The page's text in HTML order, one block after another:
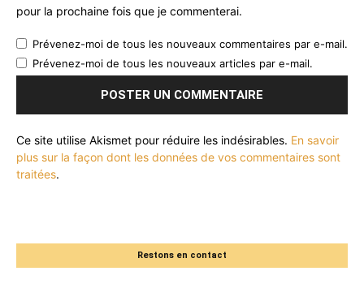
pour la prochaine fois que je commenterai.
Prévenez-moi de tous les nouveaux commentaires par e-mail.
Prévenez-moi de tous les nouveaux articles par e-mail.
Ce site utilise Akismet pour réduire les indésirables. En savoir
plus sur la façon dont les données de vos commentaires sont
traitées.
Restons en contact